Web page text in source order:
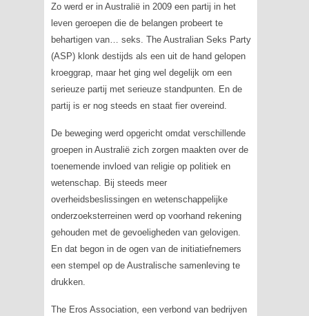
Zo werd er in Australië in 2009 een partij in het
leven geroepen die de belangen probeert te
behartigen van… seks. The Australian Seks Party
(ASP) klonk destijds als een uit de hand gelopen
kroeggrap, maar het ging wel degelijk om een
serieuze partij met serieuze standpunten. En de
partij is er nog steeds en staat fier overeind.
De beweging werd opgericht omdat verschillende
groepen in Australië zich zorgen maakten over de
toenemende invloed van religie op politiek en
wetenschap. Bij steeds meer
overheidsbeslissingen en wetenschappelijke
onderzoeksterreinen werd op voorhand rekening
gehouden met de gevoeligheden van gelovigen.
En dat begon in de ogen van de initiatiefnemers
een stempel op de Australische samenleving te
drukken.
The Eros Association, een verbond van bedrijven